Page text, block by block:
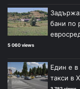
бани по
5 060 views
Един е в
такси в